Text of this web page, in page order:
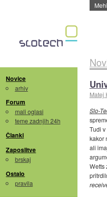
Novice
arhiv
Forum
mali oglasi
teme zadnjih 24h
Članki
Zaposlitve
brskaj
Ostalo
pravila
Matej
Slo-
Tudi
kakor
ali
Wetts